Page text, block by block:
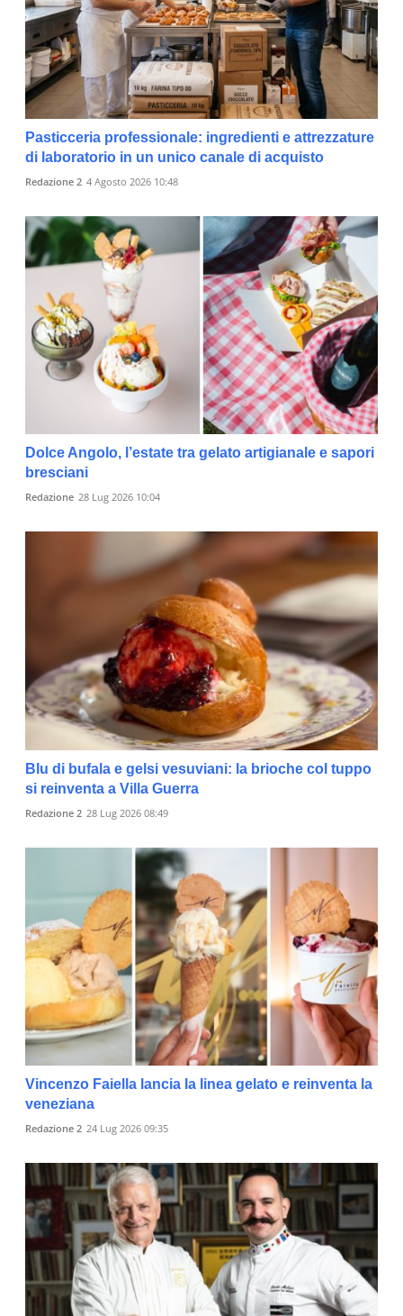
Pasticceria professionale: ingredienti e attrezzature
di laboratorio in un unico canale di acquisto
Redazione 2 4 Agosto 2026 10:48
Dolce Angolo, l’estate tra gelato artigianale e sapori
bresciani
Redazione 28 Lug 2026 10:04
Blu di bufala e gelsi vesuviani: la brioche col tuppo
si reinventa a Villa Guerra
Redazione 2 28 Lug 2026 08:49
Vincenzo Faiella lancia la linea gelato e reinventa la
veneziana
Redazione 2 24 Lug 2026 09:35